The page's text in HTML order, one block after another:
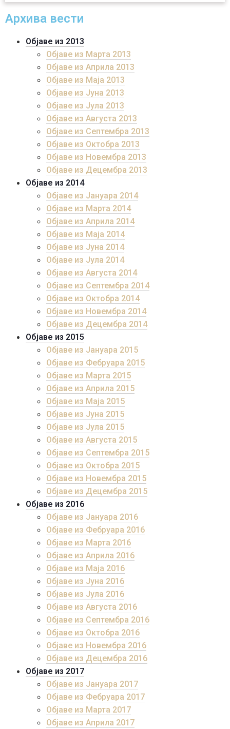
Архива вести
Објаве из 2013
Објаве из Марта 2013
Објаве из Априла 2013
Објаве из Маја 2013
Објаве из Јунa 2013
Објаве из Јула 2013
Објаве из Августа 2013
Објаве из Септембра 2013
Објаве из Октобра 2013
Објаве из Новембра 2013
Објаве из Децембра 2013
Објаве из 2014
Објаве из Јануара 2014
Објаве из Марта 2014
Објаве из Априла 2014
Објаве из Маја 2014
Објаве из Јуна 2014
Објаве из Јула 2014
Објаве из Августа 2014
Објаве из Септембра 2014
Објаве из Октобра 2014
Објаве из Новембра 2014
Објаве из Децембра 2014
Објаве из 2015
Објаве из Јануара 2015
Објаве из Фебруара 2015
Објаве из Марта 2015
Објаве из Априла 2015
Објаве из Маја 2015
Објаве из Јуна 2015
Објаве из Јула 2015
Објаве из Августа 2015
Објаве из Септембра 2015
Објаве из Октобра 2015
Објаве из Новембра 2015
Објаве из Децембра 2015
Објаве из 2016
Објаве из Јануара 2016
Објаве из Фебруара 2016
Објаве из Марта 2016
Објаве из Априла 2016
Објаве из Маја 2016
Објаве из Јуна 2016
Објаве из Јула 2016
Објаве из Августа 2016
Објаве из Септембра 2016
Објаве из Октобра 2016
Објаве из Новембра 2016
Објаве из Децембра 2016
Објаве из 2017
Објаве из Јануара 2017
Објаве из Фебруара 2017
Објаве из Марта 2017
Објаве из Априла 2017